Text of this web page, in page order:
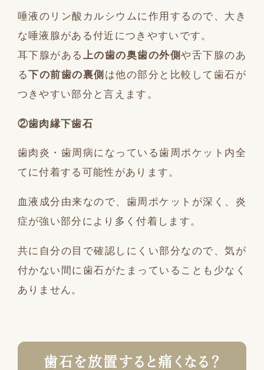
唾液のリン酸カルシウムに作用するので、大き
な唾液腺がある付近につきやすいです。
耳下腺がある 上の歯の奥歯の外側や舌下腺のあ
る下の前歯の裏側 は他の部分と比較して歯石が
つきやすい部分と言えます。
②歯肉縁下歯石
歯肉炎・歯周病になっている歯周ポケット内全
てに付着する可能性があります。
血液成分由来なので、歯周ポケットが深く、炎
症が強い部分により多く付着します。
共に自分の目で確認しにくい部分なので、気が
付かない間に歯石がたまっていることも少なく
ありません。
歯石を放置すると痛くなる？